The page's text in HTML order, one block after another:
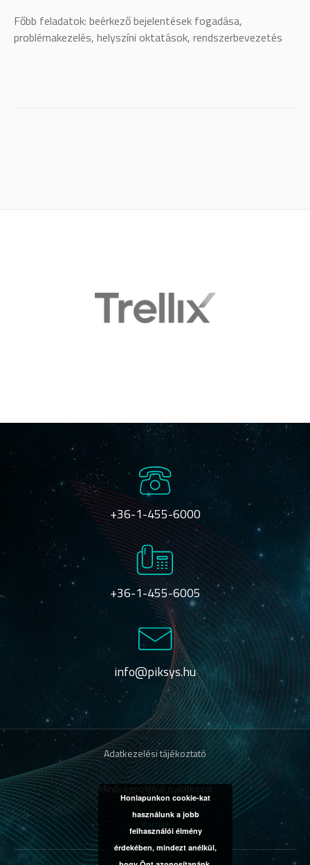
Főbb feladatok: beérkező bejelentések fogadása,
problémakezelés, helyszíni oktatások, rendszerbevezetés
+36-1-455-6000
+36-1-455-6005
info@piksys.hu
Adatkezelési tájékoztató
Minőségpolitikai nyilatkozat
Karrier
Honlapunkon cookie-kat
használunk a jobb
felhasználói élmény
érdekében, mindezt anélkül,